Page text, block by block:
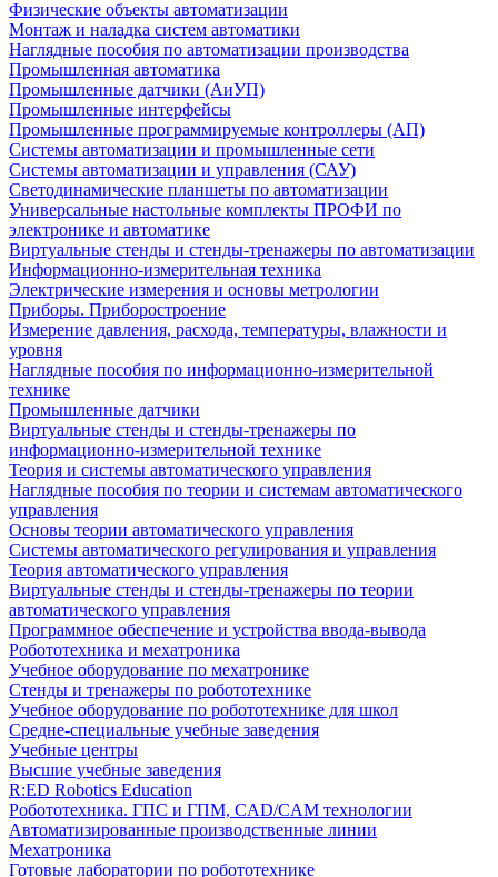
Физические объекты автоматизации
Монтаж и наладка систем автоматики
Наглядные пособия по автоматизации производства
Промышленная автоматика
Промышленные датчики (АиУП)
Промышленные интерфейсы
Промышленные программируемые контроллеры (АП)
Системы автоматизации и промышленные сети
Системы автоматизации и управления (САУ)
Светодинамические планшеты по автоматизации
Универсальные настольные комплекты ПРОФИ по
электронике и автоматике
Виртуальные стенды и стенды-тренажеры по автоматизации
Информационно-измерительная техника
Электрические измерения и основы метрологии
Приборы. Приборостроение
Измерение давления, расхода, температуры, влажности и
уровня
Наглядные пособия по информационно-измерительной
технике
Промышленные датчики
Виртуальные стенды и стенды-тренажеры по
информационно-измерительной технике
Теория и системы автоматического управления
Наглядные пособия по теории и системам автоматического
управления
Основы теории автоматического управления
Системы автоматического регулирования и управления
Теория автоматического управления
Виртуальные стенды и стенды-тренажеры по теории
автоматического управления
Программное обеспечение и устройства ввода-вывода
Робототехника и мехатроника
Учебное оборудование по мехатронике
Стенды и тренажеры по робототехнике
Учебное оборудование по робототехнике для школ
Средне-специальные учебные заведения
Учебные центры
Высшие учебные заведения
R:ED Robotics Education
Робототехника. ГПС и ГПМ, CAD/CAM технологии
Автоматизированные производственные линии
Мехатроника
Готовые лаборатории по робототехнике